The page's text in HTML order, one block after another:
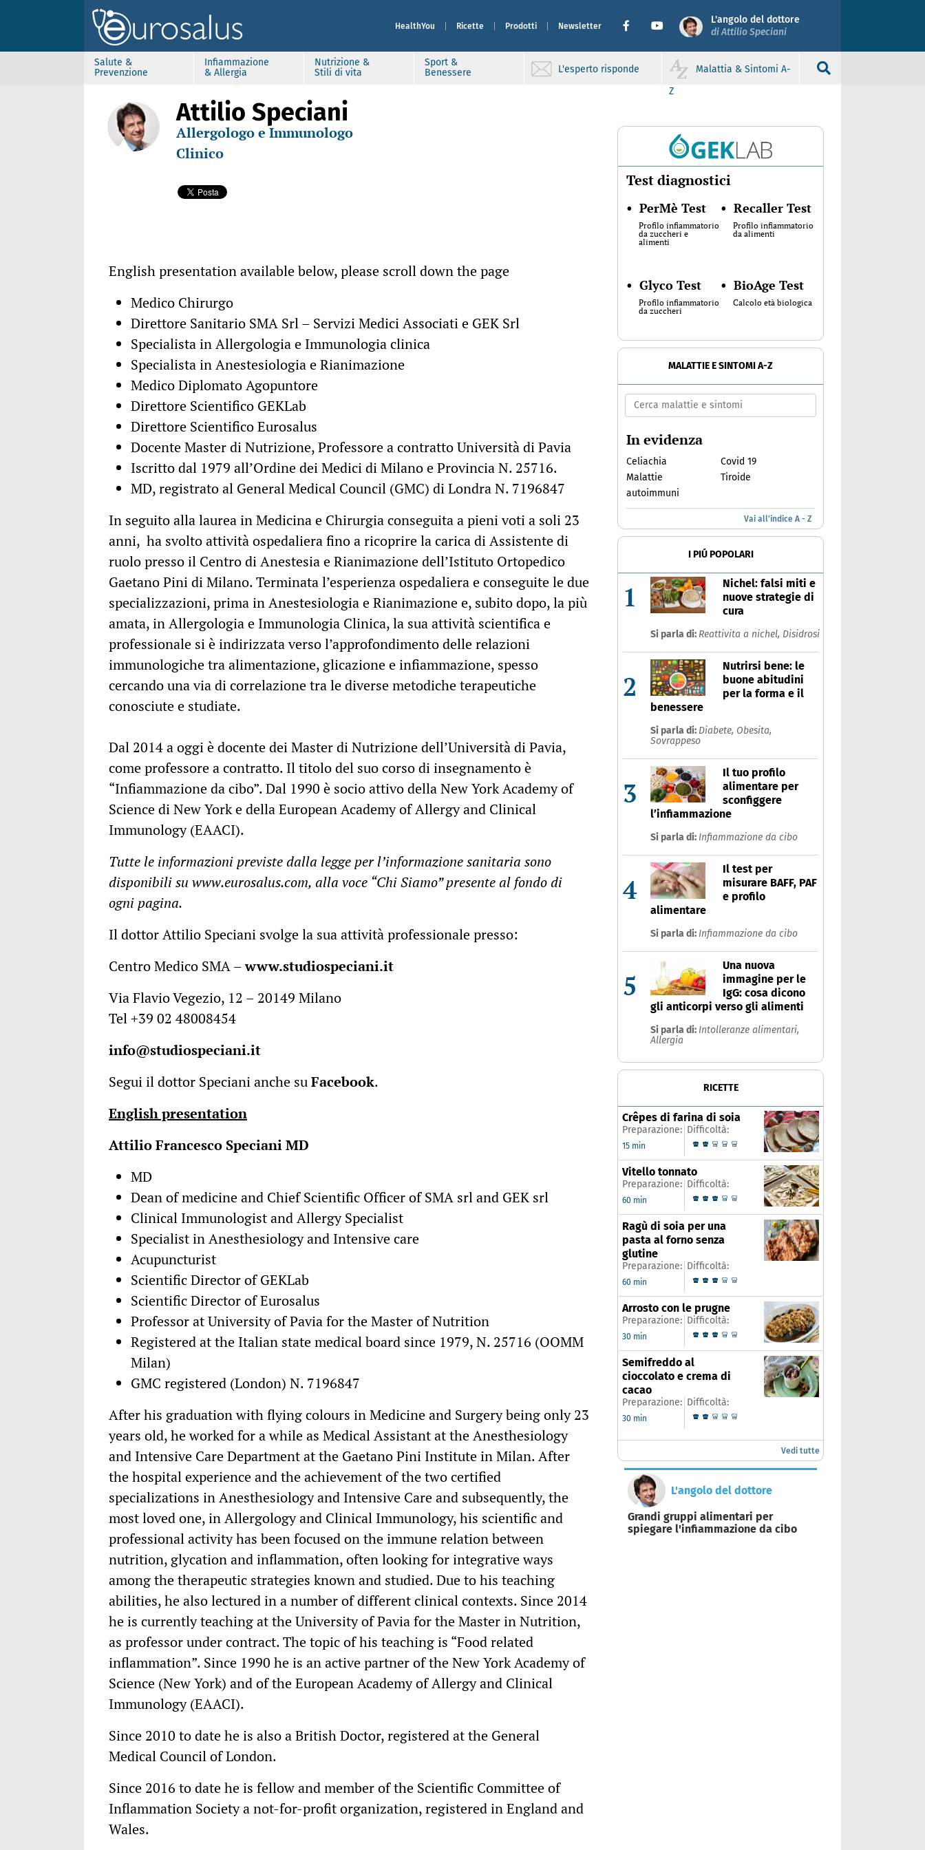
HealthYou Ricette Prodotti Newsletter
L'angolo del dottore
di Attilio Speciani
Salute &
Prevenzione
Infiammazione
& Allergia
Nutrizione &
Stili di vita
Sport &
Benessere
L'esperto risponde
Malattia & Sintomi A-
Z
Attilio Speciani
Allergologo e Immunologo
Clinico
English presentation available below, please scroll down the page
Medico Chirurgo
Direttore Sanitario SMA Srl – Servizi Medici Associati e GEK Srl
Specialista in Allergologia e Immunologia clinica
Specialista in Anestesiologia e Rianimazione
Medico Diplomato Agopuntore
Direttore Scientifico GEKLab
Direttore Scientifico Eurosalus
Docente Master di Nutrizione, Professore a contratto Università di Pavia
Iscritto dal 1979 all’Ordine dei Medici di Milano e Provincia N. 25716.
MD, registrato al General Medical Council (GMC) di Londra N. 7196847
In seguito alla laurea in Medicina e Chirurgia conseguita a pieni voti a soli 23
anni, ha svolto attività ospedaliera fino a ricoprire la carica di Assistente di
ruolo presso il Centro di Anestesia e Rianimazione dell’Istituto Ortopedico
Gaetano Pini di Milano. Terminata l’esperienza ospedaliera e conseguite le due
specializzazioni, prima in Anestesiologia e Rianimazione e, subito dopo, la più
amata, in Allergologia e Immunologia Clinica, la sua attività scientifica e
professionale si è indirizzata verso l’approfondimento delle relazioni
immunologiche tra alimentazione, glicazione e infiammazione, spesso
cercando una via di correlazione tra le diverse metodiche terapeutiche
conosciute e studiate.
Dal 2014 a oggi è docente dei Master di Nutrizione dell’Università di Pavia,
come professore a contratto. Il titolo del suo corso di insegnamento è
“Infiammazione da cibo”. Dal 1990 è socio attivo della New York Academy of
Science di New York e della European Academy of Allergy and Clinical
Immunology (EAACI).
Tutte le informazioni previste dalla legge per l’informazione sanitaria sono
disponibili su www.eurosalus.com, alla voce “Chi Siamo” presente al fondo di
ogni pagina.
Il dottor Attilio Speciani svolge la sua attività professionale presso:
Centro Medico SMA –www.studiospeciani.it
Via Flavio Vegezio, 12 – 20149 Milano
Tel +39 02 48008454
info@studiospeciani.it
Segui il dottor Speciani anche suFacebook.
English presentation
Attilio Francesco Speciani MD
MD
Dean of medicine and Chief Scientific Officer of SMA srl and GEK srl
Clinical Immunologist and Allergy Specialist
Specialist in Anesthesiology and Intensive care
Acupuncturist
Scientific Director of GEKLab
Scientific Director of Eurosalus
Professor at University of Pavia for the Master of Nutrition
Registered at the Italian state medical board since 1979, N. 25716 (OOMM
Milan)
GMC registered (London) N. 7196847
After his graduation with flying colours in Medicine and Surgery being only 23
years old, he worked for a while as Medical Assistant at the Anesthesiology
and Intensive Care Department at the Gaetano Pini Institute in Milan. After
the hospital experience and the achievement of the two certified
specializations in Anesthesiology and Intensive Care and subsequently, the
most loved one, in Allergology and Clinical Immunology, his scientific and
professional activity has been focused on the immune relation between
nutrition, glycation and inflammation, often looking for integrative ways
among the therapeutic strategies known and studied. Due to his teaching
abilities, he also lectured in a number of different clinical contexts. Since 2014
he is currently teaching at the University of Pavia for the Master in Nutrition,
as professor under contract. The topic of his teaching is “Food related
inflammation”. Since 1990 he is an active partner of the New York Academy of
Science (New York) and of the European Academy of Allergy and Clinical
Immunology (EAACI).
Since 2010 to date he is also a British Doctor, registered at the General
Medical Council of London.
Since 2016 to date he is fellow and member of the Scientific Committee of
Inflammation Society a not-for-profit organization, registered in England and
Wales.
Test diagnostici
• PerMè Test
Profilo infiammatorio
da zuccheri e
alimenti
• Recaller Test
Profilo infiammatorio
da alimenti
• Glyco Test
Profilo infiammatorio
da zuccheri
• BioAge Test
Calcolo età biologica
MALATTIE E SINTOMI A-Z
In evidenza
Celiachia
Covid 19
Malattie
autoimmuni
Tiroide
Vai all'indice A - Z
I PIÚ POPOLARI
1
Nichel: falsi miti e
nuove strategie di
cura
Si parla di: Reattivita a nichel, Disidrosi
2
Nutrirsi bene: le
buone abitudini
per la forma e il
benessere
Si parla di: Diabete, Obesita,
Sovrappeso
3
Il tuo profilo
alimentare per
sconfiggere
l’infiammazione
Si parla di: Infiammazione da cibo
4
Il test per
misurare BAFF, PAF
e profilo
alimentare
Si parla di: Infiammazione da cibo
5
Una nuova
immagine per le
IgG: cosa dicono
gli anticorpi verso gli alimenti
Si parla di: Intolleranze alimentari,
Allergia
RICETTE
Crêpes di farina di soia
Preparazione:
15 min
Difficoltà:
Vitello tonnato
Preparazione:
60 min
Difficoltà:
Ragù di soia per una
pasta al forno senza
glutine
Preparazione:
60 min
Difficoltà:
Arrosto con le prugne
Preparazione:
30 min
Difficoltà:
Semifreddo al
cioccolato e crema di
cacao
Preparazione:
30 min
Difficoltà:
Vedi tutte
L'angolo del dottore
Grandi gruppi alimentari per
spiegare l'infiammazione da cibo